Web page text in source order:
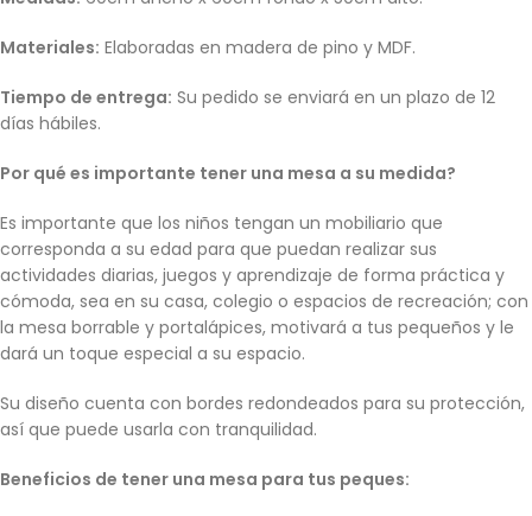
Materiales: Elaboradas en madera de pino y MDF.
Tiempo de entrega: Su pedido se enviará en un plazo de 12
días hábiles.
Por qué es importante tener una mesa a su medida?
Es importante que los niños tengan un mobiliario que
corresponda a su edad para que puedan realizar sus
actividades diarias, juegos y aprendizaje de forma práctica y
cómoda, sea en su casa, colegio o espacios de recreación; con
la mesa borrable y portalápices, motivará a tus pequeños y le
dará un toque especial a su espacio.
Su diseño cuenta con bordes redondeados para su protección,
así que puede usarla con tranquilidad.
Beneficios de tener una mesa para tus peques: